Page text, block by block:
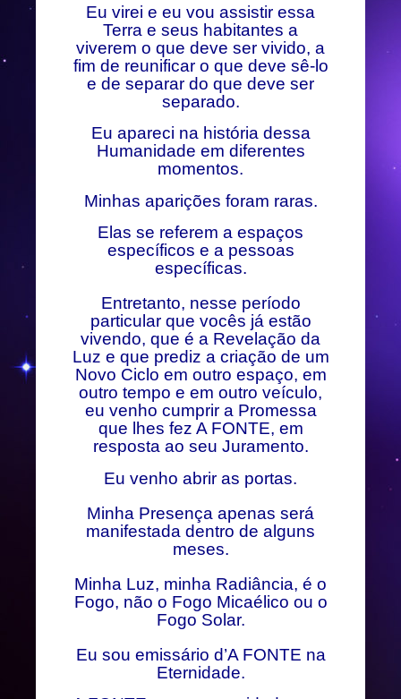
Eu virei e eu vou assistir essa
Terra e seus habitantes a
viverem o que deve ser vivido, a
fim de reunificar o que deve sê-lo
e de separar do que deve ser
separado.
Eu apareci na história dessa
Humanidade em diferentes
momentos.
Minhas aparições foram raras.
Elas se referem a espaços
específicos e a pessoas
específicas.
Entretanto, nesse período
particular que vocês já estão
vivendo, que é a Revelação da
Luz e que prediz a criação de um
Novo Ciclo em outro espaço, em
outro tempo e em outro veículo,
eu venho cumprir a Promessa
que lhes fez A FONTE, em
resposta ao seu Juramento.
Eu venho abrir as portas.
Minha Presença apenas será
manifestada dentro de alguns
meses.
Minha Luz, minha Radiância, é o
Fogo, não o Fogo Micaélico ou o
Fogo Solar.
Eu sou emissário d’A FONTE na
Eternidade.